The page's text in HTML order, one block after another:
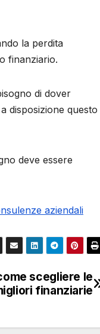
la perdita
finanziario.
di dover
disposizione questo
deve essere
aziendali
scegliere le
finanziarie